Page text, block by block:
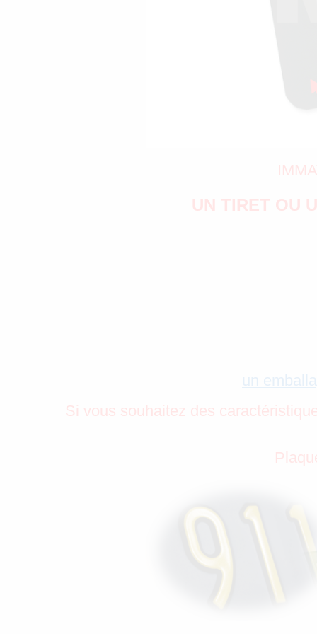
UN TIRET OU
un
Si vous souhaitez des